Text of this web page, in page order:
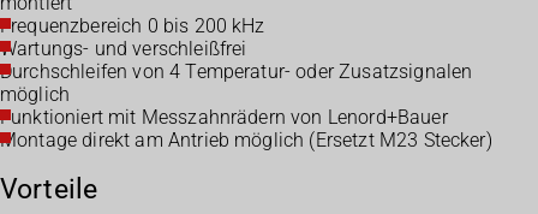
Frequenzbereich 0 bis 200 kHz
Wartungs- und verschleißfrei
Durchschleifen von 4 Temperatur- oder Zusatzsignalen
möglich
Funktioniert mit Messzahnrädern von Lenord+Bauer
Montage direkt am Antrieb möglich (Ersetzt M23 Stecker)
Vorteile